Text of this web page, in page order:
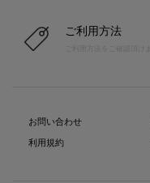
ご利用方法
お問い合わせ
利用規約